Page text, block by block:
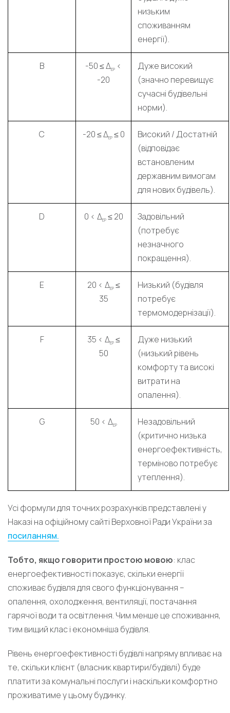
низьким
споживанням
енергії).
B -50 ≤ ΔEP <
-20
Дуже високий
(значно перевищує
сучасні будівельні
норми).
C -20 ≤ ΔEP≤ 0
Високий / Достатній
(відповідає
встановленим
державним вимогам
для нових будівель).
D 0 < ΔEP≤ 20
Задовільний
(потребує
незначного
покращення).
E 20 < ΔEP≤
35
Низький (будівля
потребує
термомодернізації).
F 35 < ΔEP≤
50
Дуже низький
(низький рівень
комфорту та високі
витрати на
опалення).
G 50 < ΔEP
Незадовільний
(критично низька
енергоефективність,
терміново потребує
утеплення).
Усі формули для точних розрахунків представлені у
Наказі на офіційному сайті Верховної Ради України за
посиланням.
Тобто, якщо говорити простою мовою: клас
енергоефективності показує, скільки енергії
споживає будівля для свого функціонування –
опалення, охолодження, вентиляції, постачання
гарячої води та освітлення. Чим менше це споживання,
тим вищий клас і економніша будівля.
Рівень енергоефективності будівлі напряму впливає на
те, скільки клієнт (власник квартири/будівлі) буде
платити за комунальні послуги і наскільки комфортно
проживатиме у цьому будинку.